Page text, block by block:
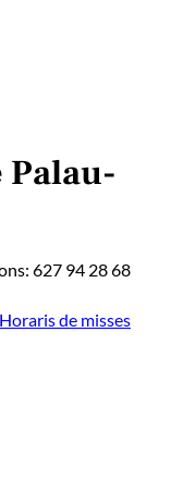
Palau-
627 94 28 68
Horaris de misses